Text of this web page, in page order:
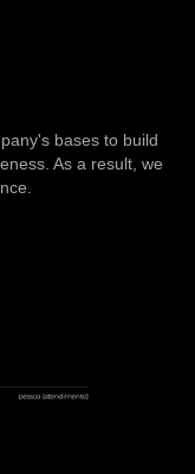
bases to build
As a result, we